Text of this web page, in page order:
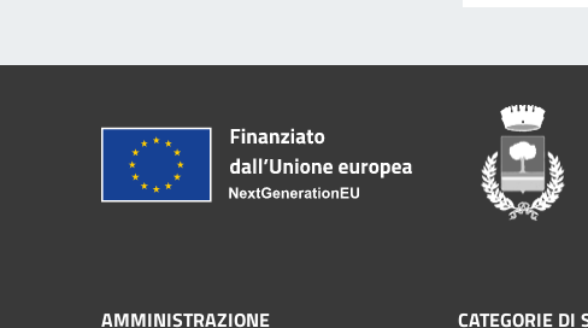
AMMINISTRAZIONE CATEGORIE DI